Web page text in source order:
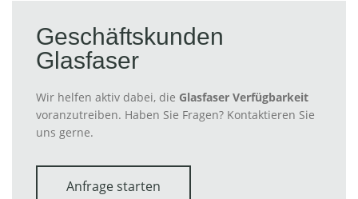
Geschäftskunden
Glasfaser
Wir helfen aktiv dabei, die Glasfaser Verfügbarkeit
voranzutreiben. Haben Sie Fragen? Kontaktieren Sie
uns gerne.
Anfrage starten